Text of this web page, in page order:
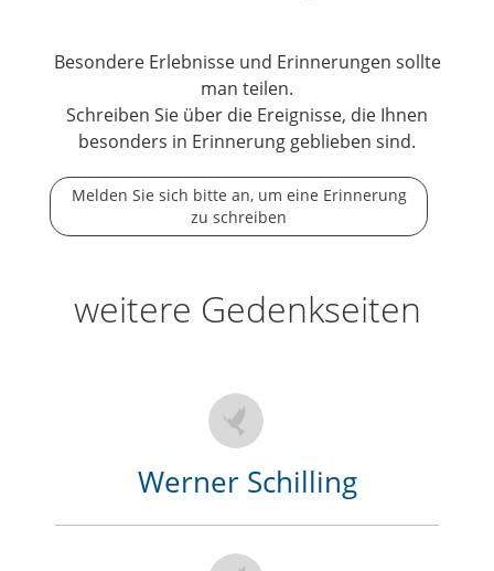
Besondere Erlebnisse und Erinnerungen sollte
man teilen.
Schreiben Sie über die Ereignisse, die Ihnen
besonders in Erinnerung geblieben sind.
Melden Sie sich bitte an, um eine Erinnerung
zu schreiben
weitere Gedenkseiten
Werner Schilling